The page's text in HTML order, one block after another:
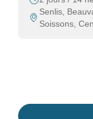
Senlis,
Soissons,